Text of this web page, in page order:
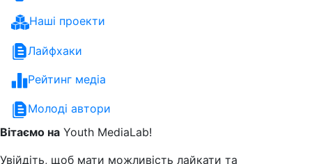
Наші проекти
Лайфхаки
Рейтинг медіа
Молоді автори
Вітаємо на Youth MediaLab!
Увійдіть, щоб мати можливість лайкати та